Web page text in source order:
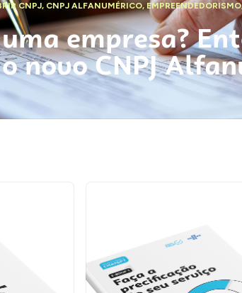
CNPJ, CNPJ ALFANUMÉRICO, EMPREENDEDORISMO
empresa?
novo CNPJ